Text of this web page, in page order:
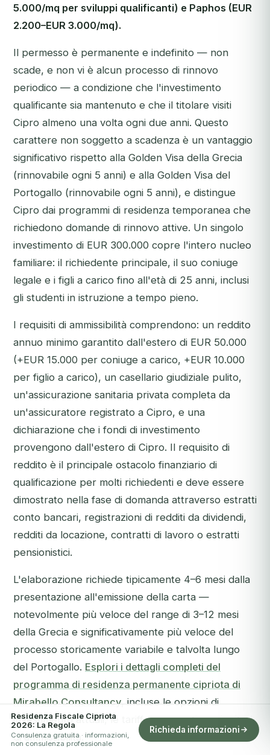
5.000/mq per sviluppi qualificanti) e Paphos (EUR
2.200–EUR 3.000/mq).
Il permesso è permanente e indefinito — non
scade, e non vi è alcun processo di rinnovo
periodico — a condizione che l'investimento
qualificante sia mantenuto e che il titolare visiti
Cipro almeno una volta ogni due anni. Questo
carattere non soggetto a scadenza è un vantaggio
significativo rispetto alla Golden Visa della Grecia
(rinnovabile ogni 5 anni) e alla Golden Visa del
Portogallo (rinnovabile ogni 5 anni), e distingue
Cipro dai programmi di residenza temporanea che
richiedono domande di rinnovo attive. Un singolo
investimento di EUR 300.000 copre l'intero nucleo
familiare: il richiedente principale, il suo coniuge
legale e i figli a carico fino all'età di 25 anni, inclusi
gli studenti in istruzione a tempo pieno.
I requisiti di ammissibilità comprendono: un reddito
annuo minimo garantito dall'estero di EUR 50.000
(+EUR 15.000 per coniuge a carico, +EUR 10.000
per figlio a carico), un casellario giudiziale pulito,
un'assicurazione sanitaria privata completa da
un'assicuratore registrato a Cipro, e una
dichiarazione che i fondi di investimento
provengono dall'estero di Cipro. Il requisito di
reddito è il principale ostacolo finanziario di
qualificazione per molti richiedenti e deve essere
dimostrato nella fase di domanda attraverso estratti
conto bancari, registrazioni di redditi da dividendi,
redditi da locazione, contratti di lavoro o estratti
pensionistici.
L'elaborazione richiede tipicamente 4–6 mesi dalla
presentazione all'emissione della carta —
notevolmente più veloce del range di 3–12 mesi
della Grecia e significativamente più veloce del
processo storicamente variabile e talvolta lungo
del Portogallo. Esplori i dettagli completi del
programma di residenza permanente cipriota di
Mirabello Consultancy, incluse le opzioni di
investimento attuali, le tariffe governative e i criteri
di ammissibilità.
Residenza Fiscale Cipriota
2026: La Regola
Consulenza gratuita · informazioni,
non consulenza professionale
Richieda informazioni